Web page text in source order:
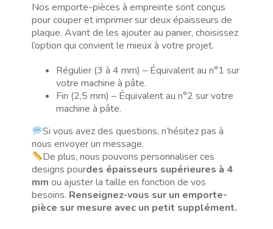
Nos emporte-pièces à empreinte sont conçus
pour couper et imprimer sur deux épaisseurs de
plaque. Avant de les ajouter au panier, choisissez
l’option qui convient le mieux à votre projet.
Régulier (3 à 4 mm) – Équivalent au n°1 sur
votre machine à pâte.
Fin (2,5 mm) – Équivalent au n°2 sur votre
machine à pâte.
Si vous avez des questions, n’hésitez pas à
nous envoyer un message.
De plus, nous pouvons personnaliser ces
designs pourdes épaisseurs supérieures à 4
mm ou ajuster la taille en fonction de vos
besoins. Renseignez-vous sur un emporte-
pièce sur mesure avec un petit supplément.